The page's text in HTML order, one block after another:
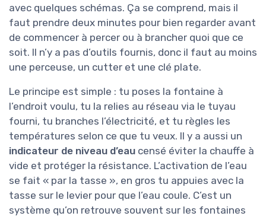
avec quelques schémas. Ça se comprend, mais il
faut prendre deux minutes pour bien regarder avant
de commencer à percer ou à brancher quoi que ce
soit. Il n’y a pas d’outils fournis, donc il faut au moins
une perceuse, un cutter et une clé plate.
Le principe est simple : tu poses la fontaine à
l’endroit voulu, tu la relies au réseau via le tuyau
fourni, tu branches l’électricité, et tu règles les
températures selon ce que tu veux. Il y a aussi un
indicateur de niveau d’eau censé éviter la chauffe à
vide et protéger la résistance. L’activation de l’eau
se fait « par la tasse », en gros tu appuies avec la
tasse sur le levier pour que l’eau coule. C’est un
système qu’on retrouve souvent sur les fontaines